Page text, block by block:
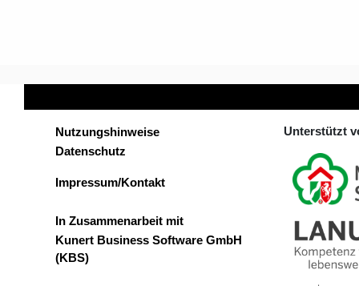
Nutzungshinweise
Datenschutz
Impressum/Kontakt
In Zusammenarbeit mit
Kunert Business Software GmbH
(KBS)
Unterstützt